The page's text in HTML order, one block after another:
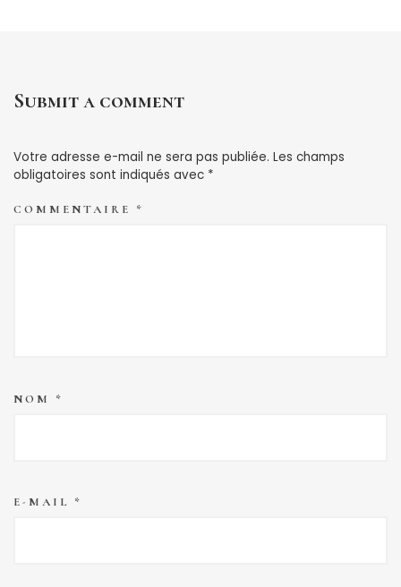
Submit a comment
Votre adresse e-mail ne sera pas publiée. Les champs
obligatoires sont indiqués avec *
COMMENTAIRE *
NOM *
E-MAIL *